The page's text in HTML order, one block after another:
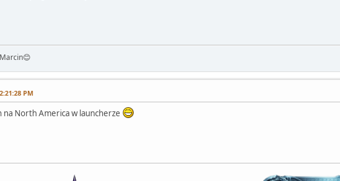
PM
North America w launcherze